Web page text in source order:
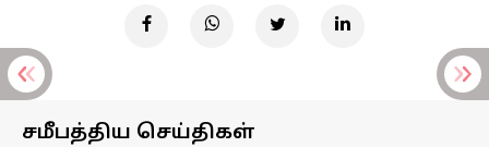
சமீபத்திய செய்திகள்